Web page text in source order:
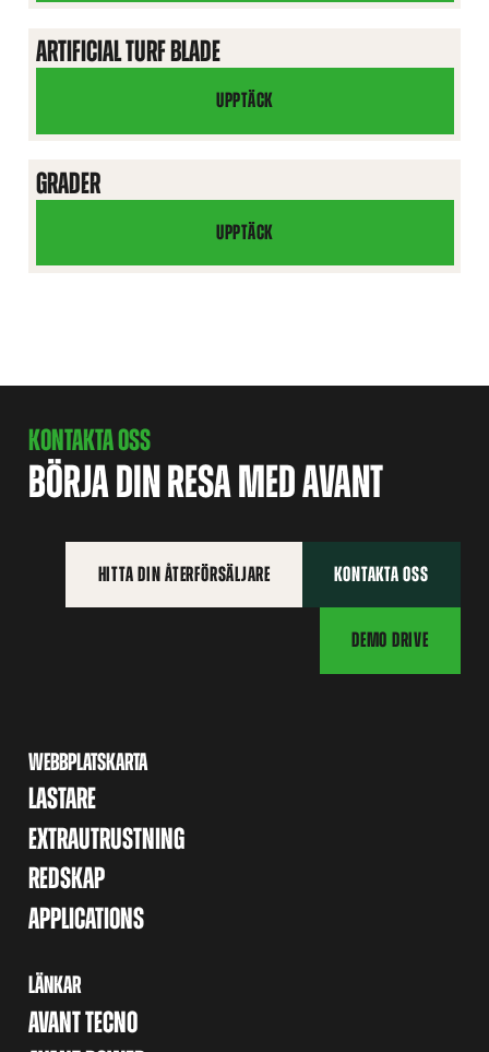
ARTIFICIAL TURF BLADE
UPPTÄCK
ARTIFICIAL
TURF
GRADER
UPPTÄCK
GRADER
KONTAKTA OSS
BÖRJA DIN RESA MED AVANT
HITTA DIN ÅTERFÖRSÄLJARE KONTAKTA OSS
DEMO DRIVE
WEBBPLATSKARTA
LASTARE
EXTRAUTRUSTNING
REDSKAP
APPLICATIONS
LÄNKAR
AVANT TECNO